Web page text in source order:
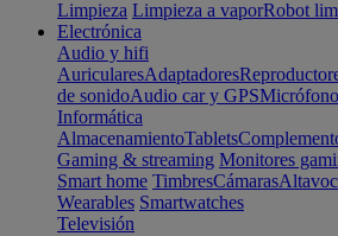
Limpieza Limpieza a vaporRobot
Electrónica
Audio y hifi
AuricularesAdaptadores
de sonidoAudio car y GPS
Informática
AlmacenamientoTablets
Gaming & streaming Monitores
Smart home TimbresCámaras
Wearables Smartwatches
Televisión